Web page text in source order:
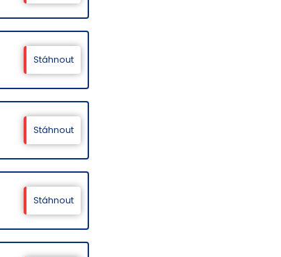
Stáhnout
Stáhnout
Stáhnout